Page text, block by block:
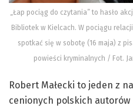
„Łap pociąg do czytania” to hasło
Bibliotek w Kielcach. W pociągu
spotkać się w sobotę (16 maja) z
powieści kryminalnych / Fot.
Robert Małecki to jeden z
cenionych polskich